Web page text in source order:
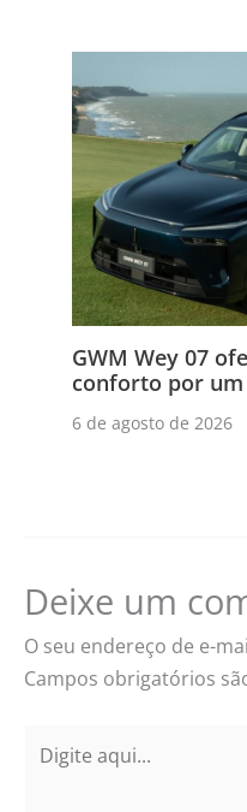
GWM Wey 07
conforto por
6 de agosto de 2026
Deixe um
O seu endereço de e-
Campos obrigatórios
aqui...